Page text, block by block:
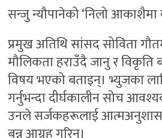
सन्जु न्यौपानेको ‘निलो आकाशैमा
प्रमुख अतिथि सांसद सोविता
मौलिकता हराउँदै जानु र विकृति
विषय भएको बताइन्। भ्युजका
गर्नुभन्दा दीर्घकालीन सोच
उनले सर्जकहरूलाई